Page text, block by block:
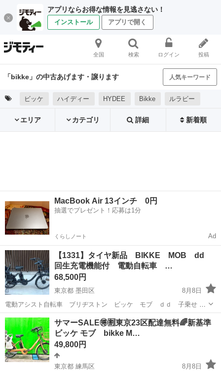
アプリならお得な情報を見逃さない！
インストール アプリで開く
全国 検索 ログイン 投稿
「bikke」の中古あげます・譲ります 人気キーワード
ビッケ ハイディー HYDEE Bikke ルラビー
エリア カテゴリ 詳細 新着順
MacBook Air 13インチ 0円
抽選でプレゼント！応募は1分
くらしノート Ad
【1331】タイヤ新品 BIKKE MOB dd
回生充電機能付 電動自転車 …
68,500円
東京都 墨田区
8月8日
電動アシスト自転車 ブリヂストン ビッケ モブ ｄｄ 子乗せ 走
る、止まる、変速、アシストは問題ありません。 ベルトドライブなの
でメンテナンス不要、音も静かで、チェーンではないので外れたり伸
びたりもしません。 ...
東京 墨田区 電動アシスト自転車 BIKKE
サマーSALE🉐🈹東京23区配達無料🌈新基準
ビッケ モブ bikke M…
49,800円
東京都 練馬区
8月8日